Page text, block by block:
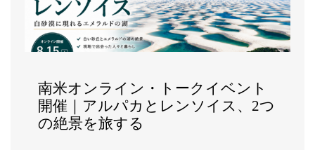
南米オンライン・トークイベント
開催｜アルパカとレンソイス、2つ
の絶景を旅する